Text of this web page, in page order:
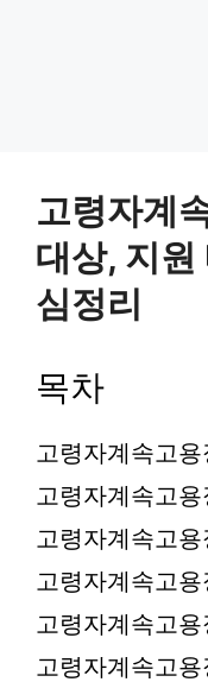
고령자계
대상, 지원
심정리
목차
고령자계속고
고령자계속고
고령자계속고
고령자계속고
고령자계속고
고령자계속고